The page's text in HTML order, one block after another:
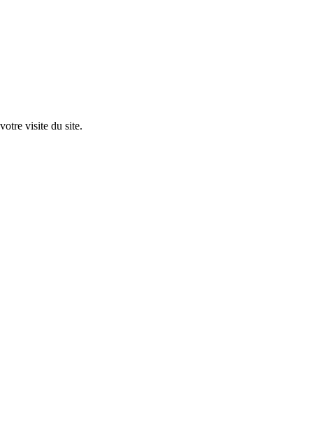
visite du site.